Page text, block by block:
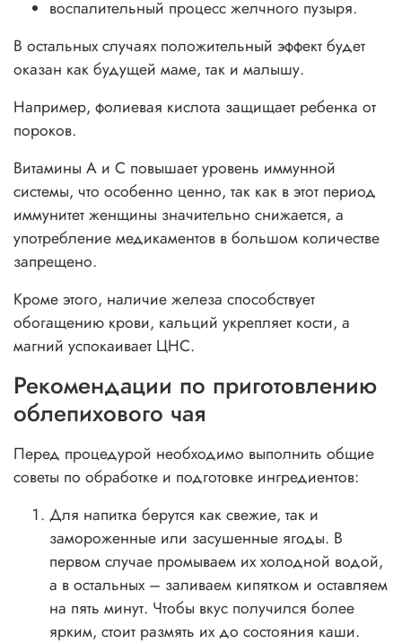
воспалительный процесс желчного пузыря.
В остальных случаях положительный эффект будет
оказан как будущей маме, так и малышу.
Например, фолиевая кислота защищает ребенка от
пороков.
Витамины A и C повышает уровень иммунной
системы, что особенно ценно, так как в этот период
иммунитет женщины значительно снижается, а
употребление медикаментов в большом количестве
запрещено.
Кроме этого, наличие железа способствует
обогащению крови, кальций укрепляет кости, а
магний успокаивает ЦНС.
Рекомендации по приготовлению
облепихового чая
Перед процедурой необходимо выполнить общие
советы по обработке и подготовке ингредиентов:
Для напитка берутся как свежие, так и
замороженные или засушенные ягоды. В
первом случае промываем их холодной водой,
а в остальных – заливаем кипятком и оставляем
на пять минут. Чтобы вкус получился более
ярким, стоит размять их до состояния каши.